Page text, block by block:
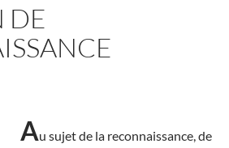
DE
Au sujet de la reconnaissance, de